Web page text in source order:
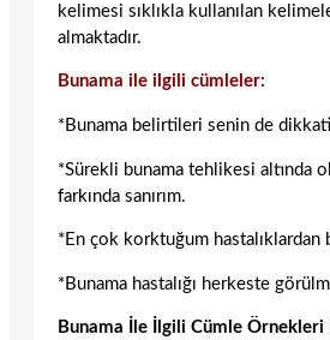
kelimesi sıklıkla kullanılan
almaktadır.
Bunama ile ilgili cümleler:
*Bunama belirtileri senin de
*Sürekli bunama tehlikesi altında
farkında sanırım.
*En çok korktuğum hastalıklardan
*Bunama hastalığı herkeste
Bunama İle İlgili Cümle Örnekleri